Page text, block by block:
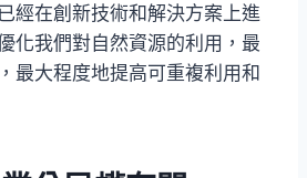
經在創新技術和解決方案上進
化我們對自然資源的利用，最
最大程度地提高可重複利用和